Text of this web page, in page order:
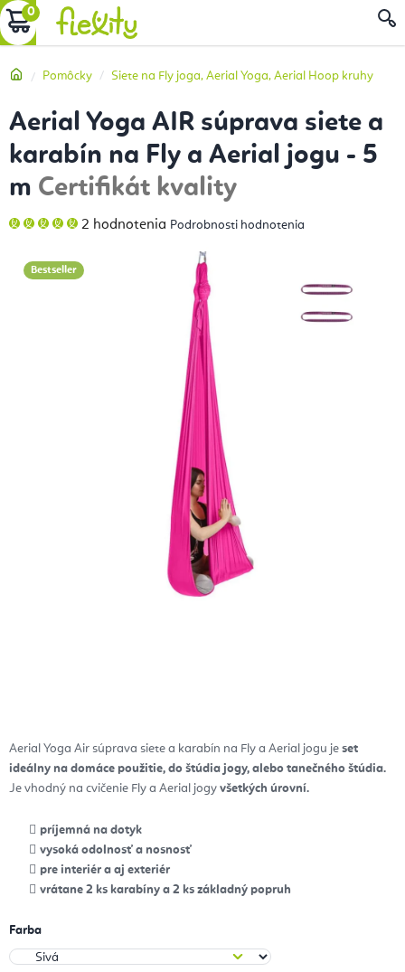
Prejsť
na
NÁKUPNÝ
DomovPomôcky Siete na Fly joga, Aerial Yoga, Aerial Hoop kruhy
Aerial Yoga Air súprava siete a karabín na Fly a Aerial jogu je set
ideálny na domáce použitie, do štúdia jogy, alebo tanečného štúdia.
Je vhodný na cvičenie Fly a Aerial jogy všetkých úrovní.
príjemná na dotyk
vysoká odolnosť a nosnosť
pre interiér a aj exteriér
vrátane 2 ks karabíny a 2 ks základný popruh
Farba
Aerial Yoga AIR súprava siete a
karabín na Fly a Aerial jogu - 5
m Certifikát kvality
Priemerné
hodnotenie
5,0
z
2 hodnotenia Podrobnosti hodnotenia
Bestseller